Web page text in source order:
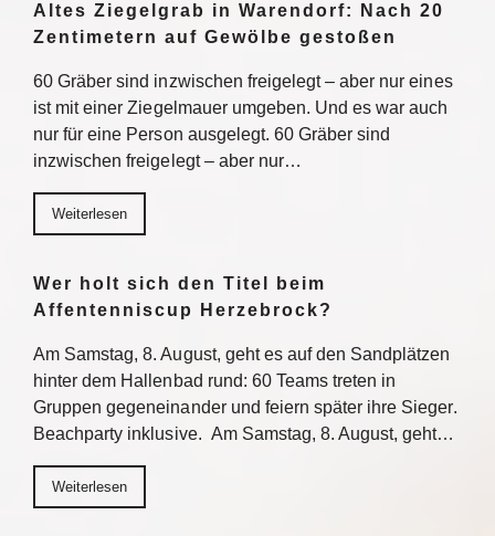
Altes Ziegelgrab in Warendorf: Nach 20
Zentimetern auf Gewölbe gestoßen
60 Gräber sind inzwischen freigelegt – aber nur eines
ist mit einer Ziegelmauer umgeben. Und es war auch
nur für eine Person ausgelegt. 60 Gräber sind
inzwischen freigelegt – aber nur…
Weiterlesen
Wer holt sich den Titel beim
Affentenniscup Herzebrock?
Am Samstag, 8. August, geht es auf den Sandplätzen
hinter dem Hallenbad rund: 60 Teams treten in
Gruppen gegeneinander und feiern später ihre Sieger.
Beachparty inklusive. Am Samstag, 8. August, geht…
Weiterlesen